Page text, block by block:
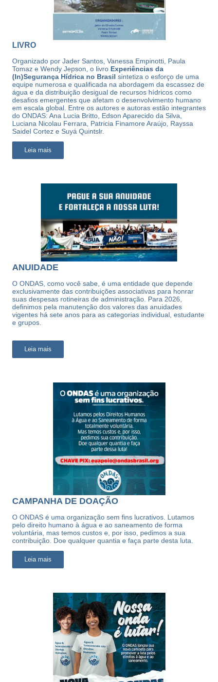
LIVRO
Organizado por Jader Santos, Vanessa Empinotti, Paula
Tomaz e Wendy Jepson, o livro Experiências da
(In)Segurança Hídrica no Brasil sintetiza o esforço de uma
equipe numerosa e qualificada na abordagem da escassez de
água e da distribuição desigual de recursos hídricos como
desafios emergentes que afetam o desenvolvimento humano
em escala global. Entre os autores e autoras estão integrantes
do ONDAS: Ana Lucia Britto, Edson Aparecido da Silva,
Luciana Nicolau Ferrara, Patricia Finamore Araújo, Rayssa
Saidel Cortez e Suyá Quintslr.
Leia mais
ANUIDADE
O ONDAS, como você sabe, é uma entidade que depende
exclusivamente das contribuições associativas para honrar
suas despesas rotineiras de administração. Para 2026,
definimos pela manutenção dos valores das anuidades
vigentes há sete anos para as categorias individual, estudante
e grupos.
Leia mais
CAMPANHA DE DOAÇÃO
O ONDAS é uma organização sem fins lucrativos. Lutamos
pelo direito humano à água e ao saneamento de forma
voluntária, mas temos custos e, por isso, pedimos a sua
contribuição. Doe qualquer quantia e faça parte desta luta.
Leia mais